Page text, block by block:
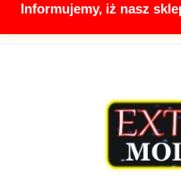
Informujemy, iż nasz